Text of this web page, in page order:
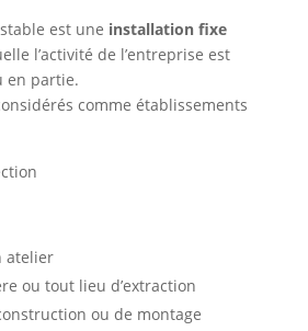
est une installation fixe
l’activité de l’entreprise est
en partie.
comme établissements
atelier
ou tout lieu d’extraction
ou de montage